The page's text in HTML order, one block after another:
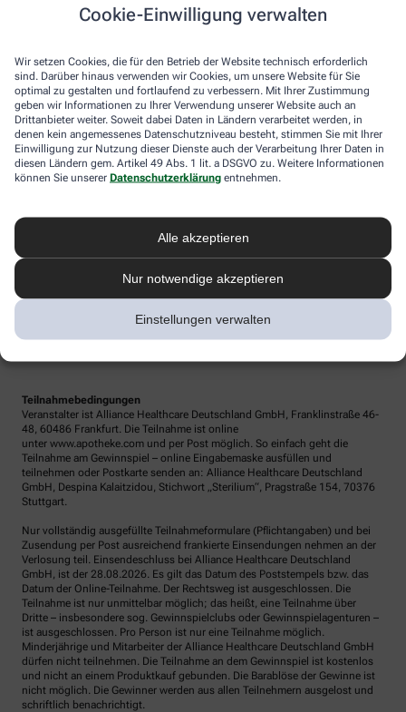
Cookie-Einwilligung verwalten
Wir setzen Cookies, die für den Betrieb der Website technisch erforderlich
sind. Darüber hinaus verwenden wir Cookies, um unsere Website für Sie
optimal zu gestalten und fortlaufend zu verbessern. Mit Ihrer Zustimmung
geben wir Informationen zu Ihrer Verwendung unserer Website auch an
Drittanbieter weiter. Soweit dabei Daten in Ländern verarbeitet werden, in
denen kein angemessenes Datenschutzniveau besteht, stimmen Sie mit Ihrer
Einwilligung zur Nutzung dieser Dienste auch der Verarbeitung Ihrer Daten in
diesen Ländern gem. Artikel 49 Abs. 1 lit. a DSGVO zu. Weitere Informationen
können Sie unserer Datenschutzerklärung entnehmen.
Alle akzeptieren
Nur notwendige akzeptieren
Einstellungen verwalten
Teilnahmebedingungen
Veranstalter ist Alliance Healthcare Deutschland GmbH, Franklinstraße 46-
48, 60486 Frankfurt. Die Teilnahme ist online
unter www.apotheke.com und per Post möglich. So einfach geht die
Teilnahme am Gewinnspiel – online Eingabemaske ausfüllen und
teilnehmen oder Postkarte senden an: Alliance Healthcare Deutschland
GmbH, Despina Kalaitzidou, Stichwort „Sterilium“, Pragstraße 154, 70376
Stuttgart.
Nur vollständig ausgefüllte Teilnahmeformulare (Pflichtangaben) und bei
Zusendung per Post ausreichend frankierte Einsendungen nehmen an der
Verlosung teil. Einsendeschluss bei Alliance Healthcare Deutschland
GmbH, ist der 28.08.2026. Es gilt das Datum des Poststempels bzw. das
Datum der Online-Teilnahme. Der Rechtsweg ist ausgeschlossen. Die
Teilnahme ist nur unmittelbar möglich; das heißt, eine Teilnahme über
Dritte – insbesondere sog. Gewinnspielclubs oder Gewinnspielagenturen –
ist ausgeschlossen. Pro Person ist nur eine Teilnahme möglich.
Minderjährige und Mitarbeiter der Alliance Healthcare Deutschland GmbH
dürfen nicht teilnehmen. Die Teilnahme an dem Gewinnspiel ist kostenlos
und nicht an einem Produktkauf gebunden. Die Barablöse der Gewinne ist
nicht möglich. Die Gewinner werden aus allen Teilnehmern ausgelost und
schriftlich benachrichtigt.